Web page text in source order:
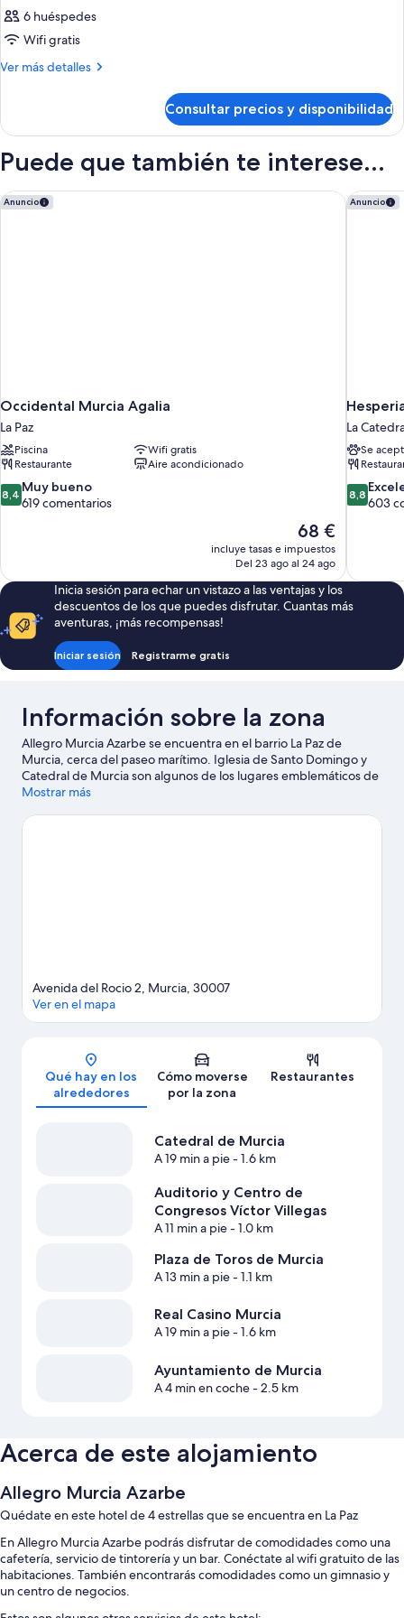
6 huéspedes
Wifi gratis
Ver más detalles
Más
Consultar precios y disponibilidad
Puede que también te interese...
Anuncio
Occidental Murcia Agalia
La Paz
Piscina
Wifi gratis
Restaurante
Aire acondicionado
8.4
sobre
619 comentarios
8,4 Muy bueno
619 comentarios
El
precio
actual
de
68 €
68 €
incluye tasas e impuestos
Del 23 ago al 24 ago
Occidental Murcia Agalia Anuncio
La
Se
8.8
sobre
8,8
603
Inicia sesión para echar un vistazo a las ventajas y los
descuentos de los que puedes disfrutar. Cuantas más
aventuras, ¡más recompensas!
Iniciar sesión Registrarme gratis
Información sobre la zona
Allegro Murcia Azarbe se encuentra en el barrio La Paz de
Murcia, cerca del paseo marítimo. Iglesia de Santo Domingo y
Catedral de Murcia son algunos de los lugares emblemáticos de
la región, cuya belleza natural puedes admirar en Parque
disfrutar de un evento especial? Puedes consultar el calendario
Mostrar más
Mapa
Avenida del Rocio 2, Murcia, 30007
Ver en el mapa
Qué hay en los
alrededores
Cómo moverse
por la zona
Restaurantes
Catedral de Murcia
A 19 min a pie- 1.6 km
Auditorio y Centro de
Congresos Víctor Villegas
A 11 min a pie- 1.0 km
Plaza de Toros de Murcia
A 13 min a pie- 1.1 km
Real Casino Murcia
A 19 min a pie- 1.6 km
Ayuntamiento de Murcia
A 4 min en coche- 2.5 km
Acerca de este alojamiento
Allegro Murcia Azarbe
Quédate en este hotel de 4 estrellas que se encuentra en La Paz
En Allegro Murcia Azarbe podrás disfrutar de comodidades como una
cafetería, servicio de tintorería y un bar. Conéctate al wifi gratuito de las
habitaciones. También encontrarás comodidades como un gimnasio y
un centro de negocios.